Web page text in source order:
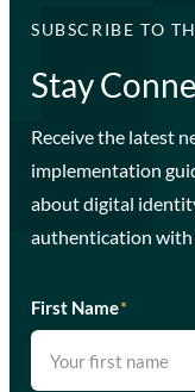
SUBSCRIBE TO
Stay
Receive the latest
implementation
about digital
authentication with
First Name*